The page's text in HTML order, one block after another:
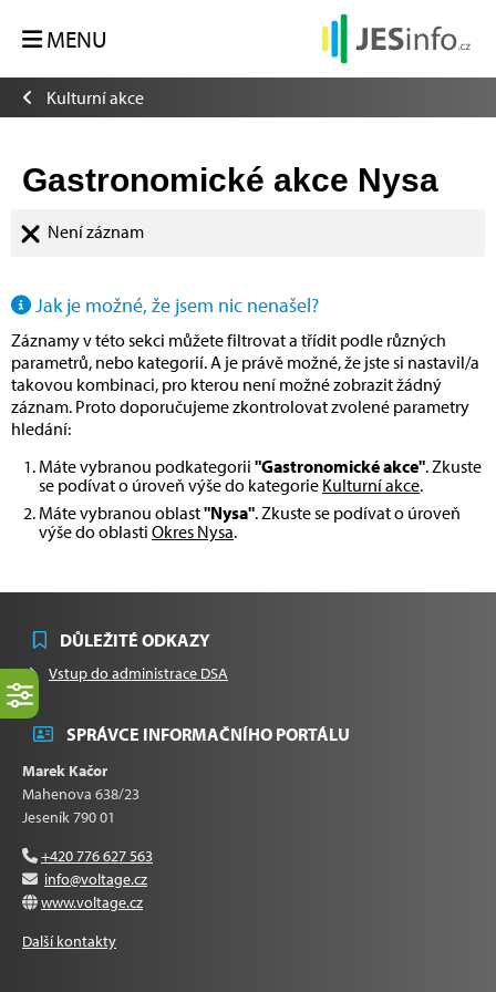
MENU
Kulturní akce
Gastronomické akce Nysa
Není záznam
Jak je možné, že jsem nic nenašel?
Záznamy v této sekci můžete filtrovat a třídit podle různých
parametrů, nebo kategorií. A je právě možné, že jste si nastavil/a
takovou kombinaci, pro kterou není možné zobrazit žádný
záznam. Proto doporučujeme zkontrolovat zvolené parametry
hledání:
Máte vybranou podkategorii "Gastronomické akce". Zkuste
se podívat o úroveň výše do kategorie Kulturní akce.
Máte vybranou oblast"Nysa". Zkuste se podívat o úroveň
výše do oblasti Okres Nysa.
DŮLEŽITÉ ODKAZY
Vstup do administrace DSA
SPRÁVCE INFORMAČNÍHO PORTÁLU
Marek Kačor
Mahenova 638/23
Jeseník 790 01
+420 776 627 563
info@voltage.cz
www.voltage.cz
Další kontakty